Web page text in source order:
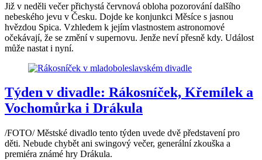
Již v neděli večer přichystá červnová obloha pozorování dalšího
nebeského jevu v Česku. Dojde ke konjunkci Měsíce s jasnou
hvězdou Spica. Vzhledem k jejím vlastnostem astronomové
očekávají, že se změní v supernovu. Jenže neví přesně kdy. Událost
může nastat i nyní.
Týden v divadle: Rákosníček, Křemílek a
Vochomůrka i Drákula
/FOTO/ Městské divadlo tento týden uvede dvě představení pro
děti. Nebude chybět ani swingový večer, generální zkouška a
premiéra známé hry Drákula.